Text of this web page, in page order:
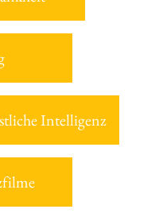
Intelligenz